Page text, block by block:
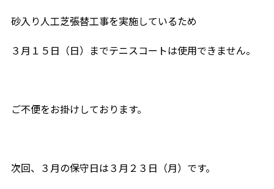
砂入り人工芝張替工事を実施しているため
３月１５日（日）までテニスコートは使用できません。
ご不便をお掛けしております。
次回、３月の保守日は３月２３日（月）です。